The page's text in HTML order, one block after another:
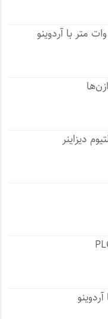
متر با آردوینو
دیزاینر